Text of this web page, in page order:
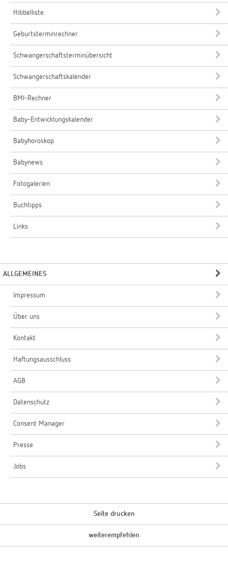
Hibbelliste
Geburtsterminrechner
Schwangerschaftsterminübersicht
Schwangerschaftskalender
BMI-Rechner
Baby-Entwicklungskalender
Babyhoroskop
Babynews
Fotogalerien
Buchtipps
Links
ALLGEMEINES
Impressum
Über uns
Kontakt
Haftungsausschluss
AGB
Datenschutz
Consent Manager
Presse
Jobs
Seite drucken
weiterempfehlen